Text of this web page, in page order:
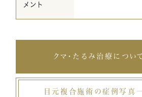
メント
クマ・たるみ治療につい
目元複合施術の症例写真